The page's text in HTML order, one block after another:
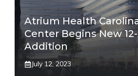
Atrium Health
Center Begins New
Addition
July 12, 2023